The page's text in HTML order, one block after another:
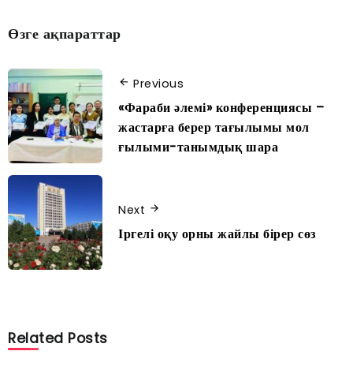
Өзге ақпараттар
Previous
«Фараби әлемі» конференциясы –
жастарға берер тағылымы мол
ғылыми-танымдық шара
Next
Іргелі оқу орны жайлы бірер сөз
Related Posts